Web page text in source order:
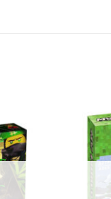
علاقه
مندی